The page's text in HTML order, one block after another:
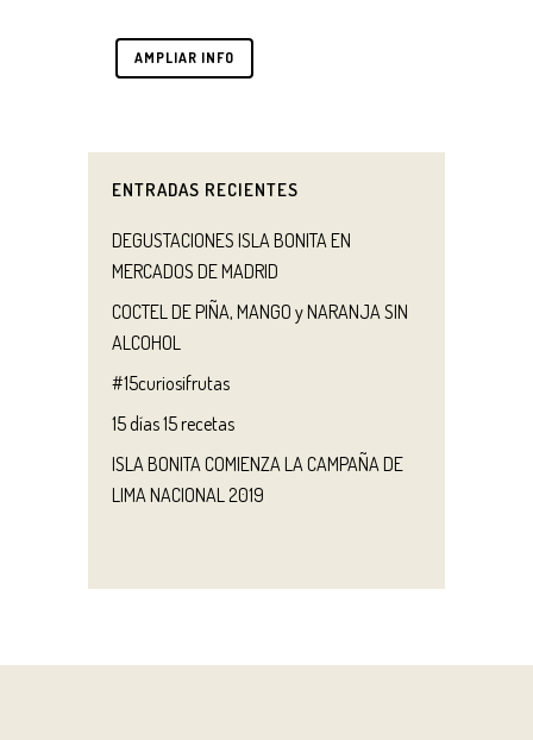
AMPLIAR INFO
ENTRADAS RECIENTES
DEGUSTACIONES ISLA BONITA EN
MERCADOS DE MADRID
COCTEL DE PIÑA, MANGO y NARANJA SIN
ALCOHOL
#15curiosifrutas
15 días 15 recetas
ISLA BONITA COMIENZA LA CAMPAÑA DE
LIMA NACIONAL 2019